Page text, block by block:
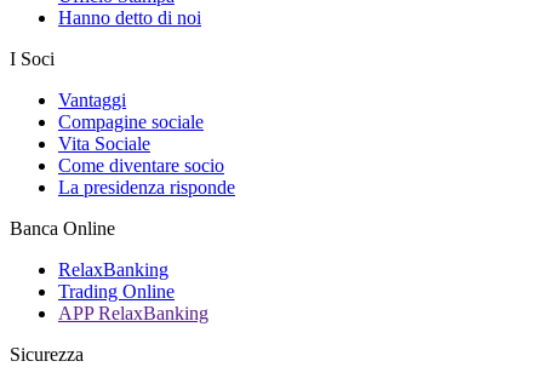
Hanno detto di noi
I Soci
Vantaggi
Compagine sociale
Vita Sociale
Come diventare socio
La presidenza risponde
Banca Online
RelaxBanking
Trading Online
APP RelaxBanking
Sicurezza